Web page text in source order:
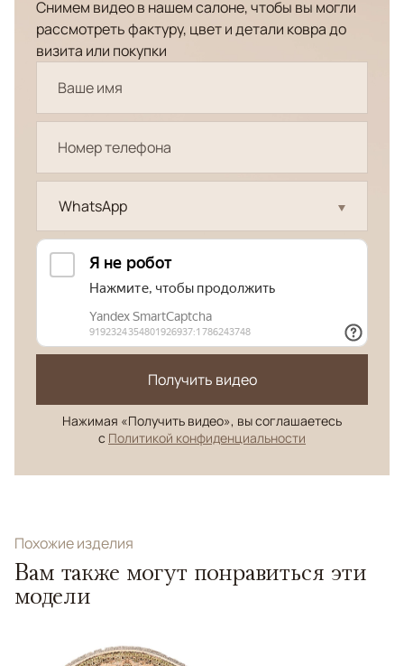
Снимем видео в нашем салоне, чтобы вы могли
рассмотреть фактуру, цвет и детали ковра до
визита или покупки
WhatsApp
Получить видео
Нажимая «Получить видео», вы соглашаетесь
с Политикой конфиденциальности
Похожие изделия
Вам также могут понравиться эти
модели